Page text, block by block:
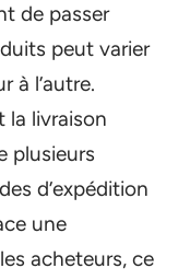
de passer
peut varier
à l’autre.
la livraison
plusieurs
d’expédition
une
acheteurs, ce